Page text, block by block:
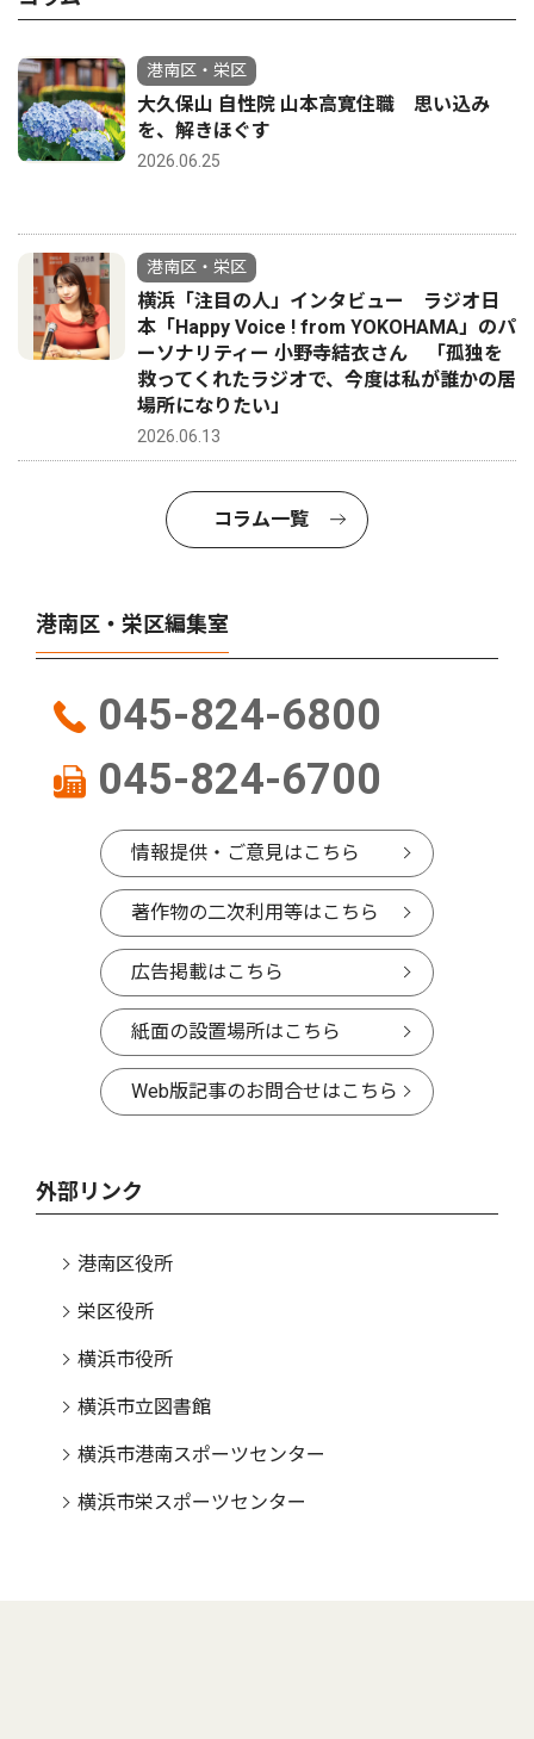
港南区・栄区
大久保山 自性院 山本高寛住職 思い込み
を、解きほぐす
2026.06.25
港南区・栄区
横浜「注目の人」インタビュー ラジオ日
本「Happy Voice ! from YOKOHAMA」のパ
ーソナリティー 小野寺結衣さん 「孤独を
救ってくれたラジオで、今度は私が誰かの居
場所になりたい」
2026.06.13
コラム一覧
港南区・栄区編集室
045-824-6800
045-824-6700
情報提供・ご意見はこちら
著作物の二次利用等はこちら
広告掲載はこちら
紙面の設置場所はこちら
Web版記事のお問合せはこちら
外部リンク
港南区役所
栄区役所
横浜市役所
横浜市立図書館
横浜市港南スポーツセンター
横浜市栄スポーツセンター